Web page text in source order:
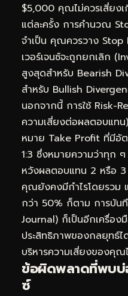
$5,000 คุณไม่ควรเสี่ยงเ
แต่ละครั้ง การคำนวณ
จำเป็น คุณควรวาง
เวอร์เจนซ์จะถูกยกเลิก
สูงสุดสำหรับ Bearish
สำหรับ Bullish
นอกจากนี้ การใช้ Risk-
ความเสี่ยงต่อผลตอบแท
หมาย Take Profit ที่มีอั
1:3 ซึ่งหมายความว่าทุก
หวังผลตอบแทน 2 หรือ 3
คุณยังคงมีกำไรโดยรวม
กว่า 50% ก็ตาม การบัน
Journal) ก็เป็นอีกเครื่อง
ประสิทธิภาพของกลยุทธ์ไ
บริหารความเสี่ยงของคุ
ข้อผิดพลาดที่พบบ่อ
ซ์